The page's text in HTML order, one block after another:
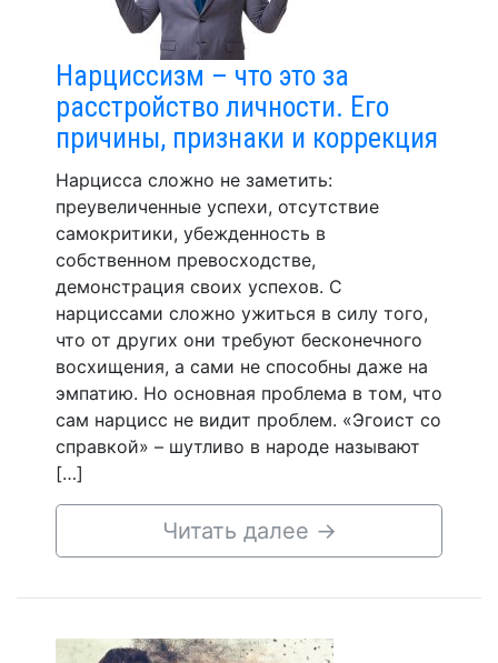
Нарциссизм – что это за
расстройство личности. Его
причины, признаки и коррекция
Нарцисса сложно не заметить:
преувеличенные успехи, отсутствие
самокритики, убежденность в
собственном превосходстве,
демонстрация своих успехов. С
нарциссами сложно ужиться в силу того,
что от других они требуют бесконечного
восхищения, а сами не способны даже на
эмпатию. Но основная проблема в том, что
сам нарцисс не видит проблем. «Эгоист со
справкой» – шутливо в народе называют
[…]
Читать далее →